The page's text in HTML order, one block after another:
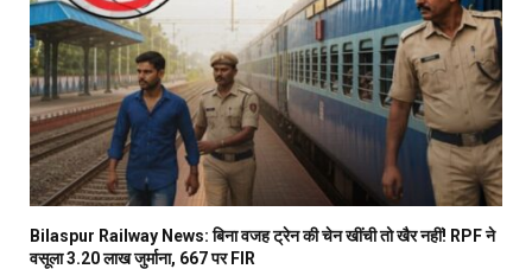
Bilaspur Railway News: बिना वजह ट्रेन की चेन खींची तो खैर नहीं! RPF ने
वसूला 3.20 लाख जुर्माना, 667 पर FIR